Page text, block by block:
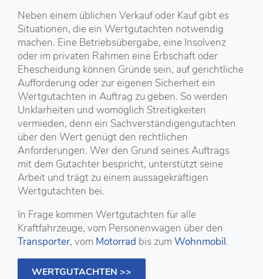
Neben einem üblichen Verkauf oder Kauf gibt es
Situationen, die ein Wertgutachten notwendig
machen. Eine Betriebsübergabe, eine Insolvenz
oder im privaten Rahmen eine Erbschaft oder
Ehescheidung können Gründe sein, auf gerichtliche
Aufforderung oder zur eigenen Sicherheit ein
Wertgutachten in Auftrag zu geben. So werden
Unklarheiten und womöglich Streitigkeiten
vermieden, denn ein Sachverständigengutachten
über den Wert genügt den rechtlichen
Anforderungen. Wer den Grund seines Auftrags
mit dem Gutachter bespricht, unterstützt seine
Arbeit und trägt zu einem aussagekräftigen
Wertgutachten bei.
In Frage kommen Wertgutachten für alle
Kraftfahrzeuge, vom Personenwagen über den
Transporter, vom Motorrad bis zum Wohnmobil.
WERTGUTACHTEN >>